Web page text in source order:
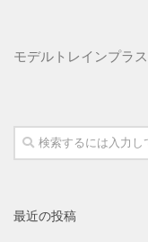
モデルトレインプラス
最近の投稿